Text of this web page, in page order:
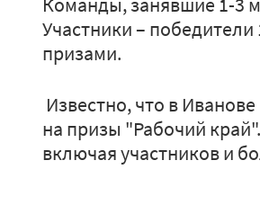
Участники –
призами.
Известно, что в
на призы "Рабочий
включая участников и